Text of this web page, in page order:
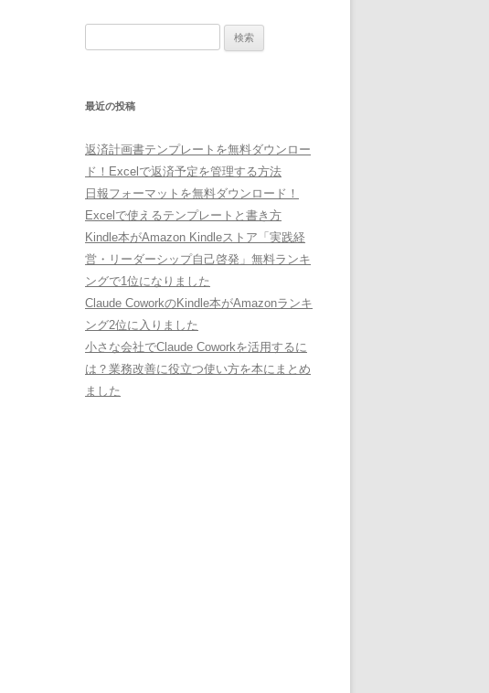
最近の投稿
返済計画書テンプレートを無料ダウンロー
ド！Excelで返済予定を管理する方法
日報フォーマットを無料ダウンロード！
Excelで使えるテンプレートと書き方
Kindle本がAmazon Kindleストア「実践経
営・リーダーシップ自己啓発」無料ランキ
ングで1位になりました
Claude CoworkのKindle本がAmazonランキ
ング2位に入りました
小さな会社でClaude Coworkを活用するに
は？業務改善に役立つ使い方を本にまとめ
ました